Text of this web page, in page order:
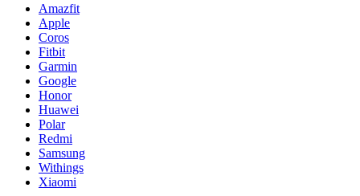
Amazfit
Apple
Coros
Fitbit
Garmin
Google
Honor
Huawei
Polar
Redmi
Samsung
Withings
Xiaomi